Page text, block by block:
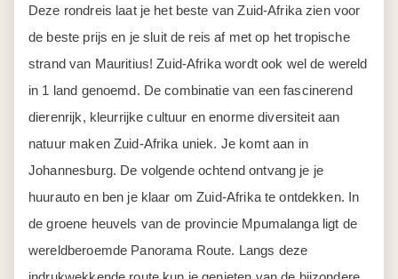
Deze rondreis laat je het beste van Zuid-Afrika zien voor
de beste prijs en je sluit de reis af met op het tropische
strand van Mauritius! Zuid-Afrika wordt ook wel de wereld
in 1 land genoemd. De combinatie van een fascinerend
dierenrijk, kleurrijke cultuur en enorme diversiteit aan
natuur maken Zuid-Afrika uniek. Je komt aan in
Johannesburg. De volgende ochtend ontvang je je
huurauto en ben je klaar om Zuid-Afrika te ontdekken. In
de groene heuvels van de provincie Mpumalanga ligt de
wereldberoemde Panorama Route. Langs deze